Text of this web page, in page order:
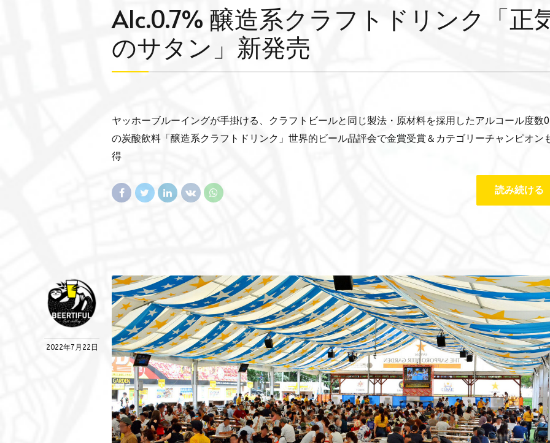
Alc.0.7% 醸造系クラフトドリンク「正
のサタン」新発売
ヤッホーブルーイングが手掛ける、クラフトビールと同じ製法・原材料を採用したアルコール度数
の炭酸飲料「醸造系クラフトドリンク」世界的ビール品評会で金賞受賞＆カテゴリーチャンピオン
得
読み続ける
2022年7月22日